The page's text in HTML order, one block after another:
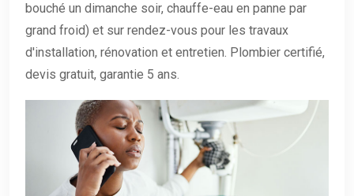
bouché un dimanche soir, chauffe-eau en panne par
grand froid) et sur rendez-vous pour les travaux
d'installation, rénovation et entretien. Plombier certifié,
devis gratuit, garantie 5 ans.